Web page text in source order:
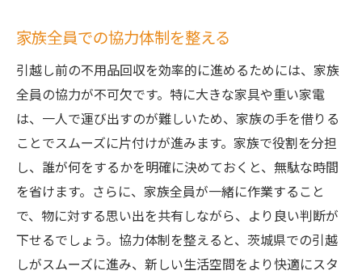
茨城県で安心して依頼できる不用品回収業者の
特徴
信頼の証としての認証取得
多様なニーズに応えるサービス
迅速かつ丁寧な対応力
利用者の声を反映したサービス改善
持続可能な回収方法の採用
地域社会への貢献活動
家族全員での協力体制を整える
引越し前の不用品回収を効率的に進めるためには、家族
全員の協力が不可欠です。特に大きな家具や重い家電
は、一人で運び出すのが難しいため、家族の手を借りる
ことでスムーズに片付けが進みます。家族で役割を分担
し、誰が何をするかを明確に決めておくと、無駄な時間
を省けます。さらに、家族全員が一緒に作業すること
で、物に対する思い出を共有しながら、より良い判断が
下せるでしょう。協力体制を整えると、茨城県での引越
しがスムーズに進み、新しい生活空間をより快適にスタ